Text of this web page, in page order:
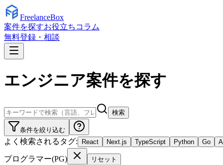
FreelanceBox
案件を探すお役立ちコラム
無料登録・相談
エンジニア案件を探す
検索
条件を絞り込む
よく検索されるタグ: React Next.js TypeScript Python Go
プログラマー(PG) リセット